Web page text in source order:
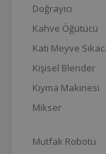
Doğrayıcı
Kahve Öğütücü
Katı Meyve
Kişisel Blender
Kıyma Makinesi
Mikser
Mutfak Robotu